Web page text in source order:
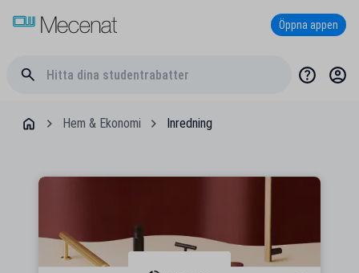
Öppna appen
Hem & Ekonomi Inredning